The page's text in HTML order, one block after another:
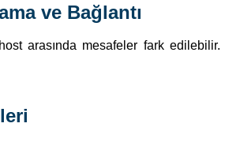
ve Bağlantı
arasında mesafeler fark